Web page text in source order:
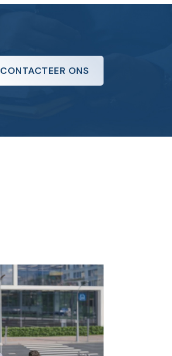
CONTACTEER ONS